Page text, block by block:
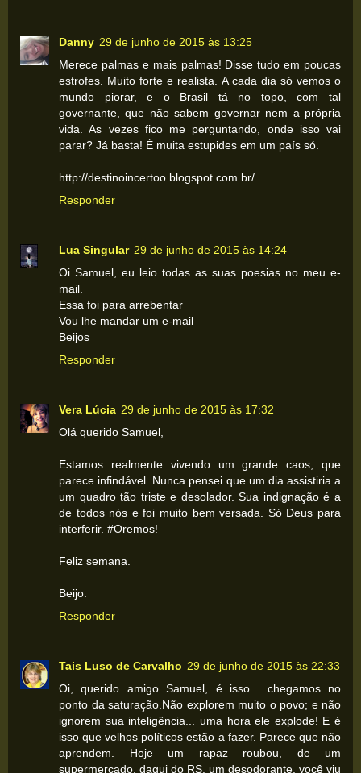
Danny 29 de junho de 2015 às 13:25
Merece palmas e mais palmas! Disse tudo em poucas
estrofes. Muito forte e realista. A cada dia só vemos o
mundo piorar, e o Brasil tá no topo, com tal
governante, que não sabem governar nem a própria
vida. As vezes fico me perguntando, onde isso vai
parar? Já basta! É muita estupides em um país só.
http://destinoincertoo.blogspot.com.br/
Responder
Lua Singular 29 de junho de 2015 às 14:24
Oi Samuel, eu leio todas as suas poesias no meu e-
mail.
Essa foi para arrebentar
Vou lhe mandar um e-mail
Beijos
Responder
Vera Lúcia 29 de junho de 2015 às 17:32
Olá querido Samuel,
Estamos realmente vivendo um grande caos, que
parece infindável. Nunca pensei que um dia assistiria a
um quadro tão triste e desolador. Sua indignação é a
de todos nós e foi muito bem versada. Só Deus para
interferir. #Oremos!
Feliz semana.
Beijo.
Responder
Tais Luso de Carvalho 29 de junho de 2015 às 22:33
Oi, querido amigo Samuel, é isso... chegamos no
ponto da saturação.Não explorem muito o povo; e não
ignorem sua inteligência... uma hora ele explode! E é
isso que velhos políticos estão a fazer. Parece que não
aprendem. Hoje um rapaz roubou, de um
supermercado, daqui do RS, um desodorante, você viu